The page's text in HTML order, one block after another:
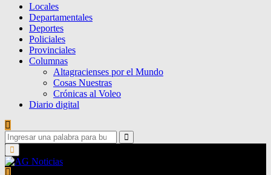
Locales
Departamentales
Deportes
Policiales
Provinciales
Columnas
Altagracienses por el Mundo
Cosas Nuestras
Crónicas al Voleo
Diario digital
Search
for:
Search
Primary
Menu